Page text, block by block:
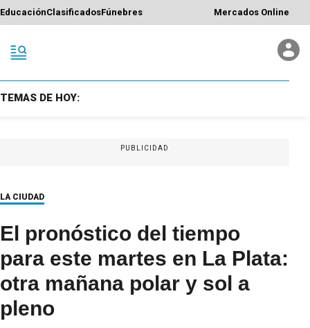
EducaciónClasificadosFúnebres Mercados Online
TEMAS DE HOY:
PUBLICIDAD
LA CIUDAD
El pronóstico del tiempo
para este martes en La Plata:
otra mañana polar y sol a
pleno